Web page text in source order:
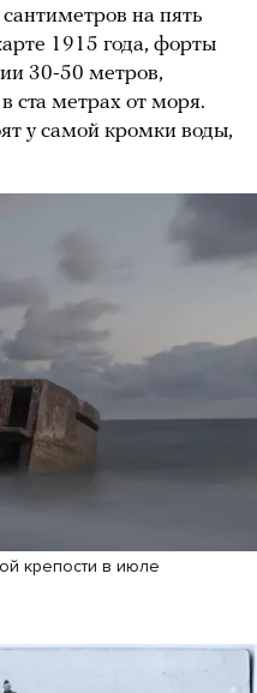
на пять
1915 года, форты
30-50 метров,
ста метрах от моря.
у самой кромки воды,
крепости в июле